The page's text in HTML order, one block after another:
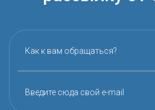
Как к вам обращаться?
Введите сюда свой e-mail